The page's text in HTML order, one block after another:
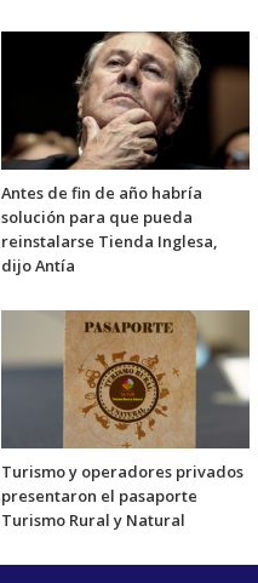
Antes de fin de año habría
solución para que pueda
reinstalarse Tienda Inglesa,
dijo Antía
Turismo y operadores privados
presentaron el pasaporte
Turismo Rural y Natural